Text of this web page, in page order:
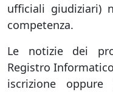
ufficiali giudiziari)
competenza.
Le notizie dei
Registro
iscrizione oppure